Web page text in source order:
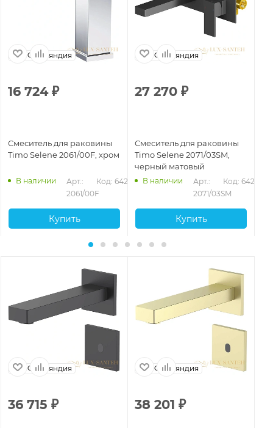
Финляндия
16 724₽
Смеситель для раковины
Timo Selene 2061/00F, хром
В наличии
Арт.:
2061/00F
Код: 64273
Купить
Финляндия
27 270 ₽
Смеситель для раковины
Timo Selene 2071/03SM,
черный матовый
В наличии
Арт.:
2071/03SM
Код: 64277
Купить
Финляндия
36 715 ₽
Финляндия
38 201 ₽